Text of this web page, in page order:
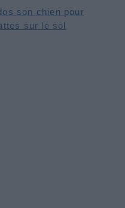
son chien pour
sur le sol